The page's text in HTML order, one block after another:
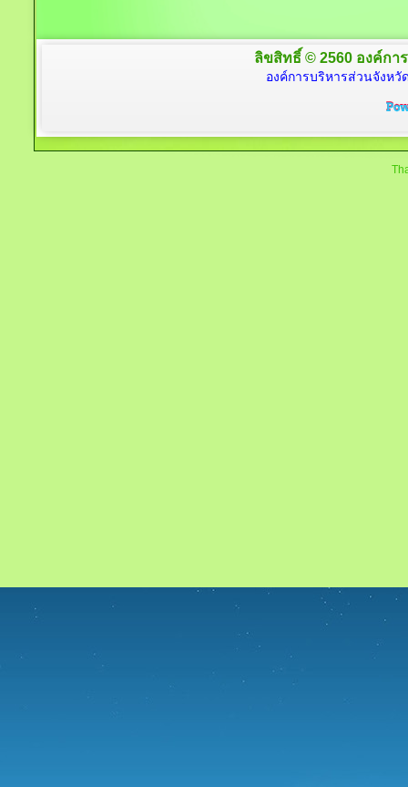
ลิขสิทธิ์ © 2560 องค์กา
องค์การบริหารส่วนจังหวั